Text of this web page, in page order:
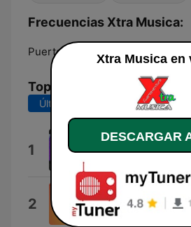
Frecuencias Xtra Musica:
Puerto del Rosario: Online
Top Canciones
Últimos 7 días Últimos 30 días
1 Xtra-Xtra!
2 80Deg
Audrey
Xtra Musica en
DESCARGAR